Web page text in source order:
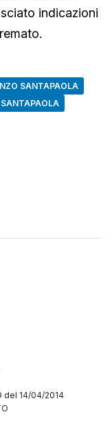
indicazioni
SANTAPAOLA
del 14/04/2014